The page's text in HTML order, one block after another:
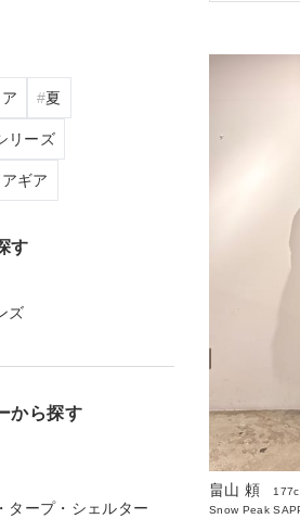
夏
リーズ
ギア
す
ズ
から探す
タープ・シェルター
畠山 頼
Snow Peak